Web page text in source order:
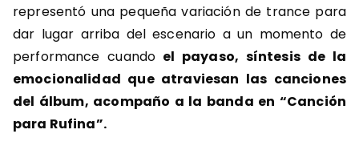
representó una pequeña variación de trance para
dar lugar arriba del escenario a un momento de
performance cuando el payaso, síntesis de la
emocionalidad que atraviesan las canciones
del álbum, acompaño a la banda en “Canción
para Rufina”.